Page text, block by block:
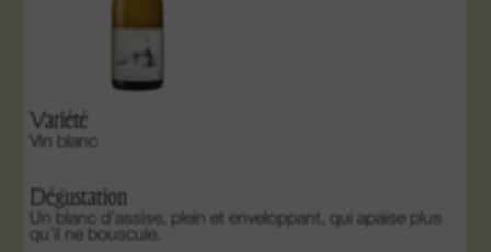
Variété
Vin blanc
Dégustation
Un blanc d’assise, plein et enveloppant, qui apaise plus
qu’il ne bouscule.